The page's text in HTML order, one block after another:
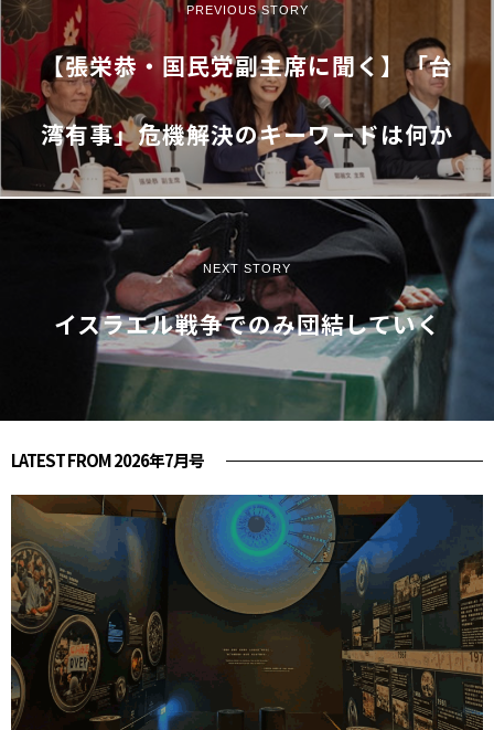
PREVIOUS STORY
【張栄恭・国民党副主席に聞く】「台
湾有事」危機解決のキーワードは何か
NEXT STORY
イスラエル――戦争でのみ団結していく
LATEST FROM 2026年7月号